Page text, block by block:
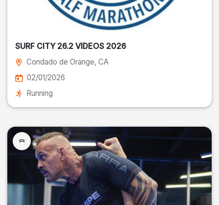
SURF CITY 26.2 VIDEOS 2026
Condado de Orange, CA
02/01/2026
Running